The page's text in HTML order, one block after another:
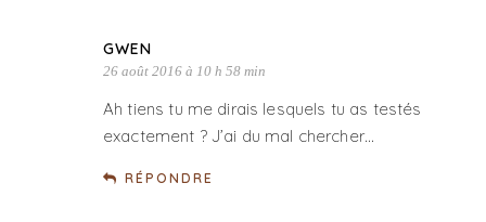
GWEN
26 août 2016 à 10 h 58 min
Ah tiens tu me dirais lesquels tu as testés
exactement ? J’ai du mal chercher…
RÉPONDRE